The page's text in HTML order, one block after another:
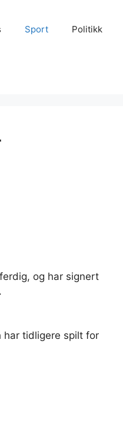
Sport Politikk
og har signert
har tidligere spilt for